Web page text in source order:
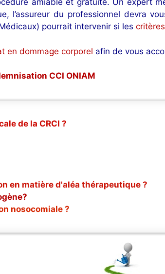
amiable et gratuite. Un expert
l’assureur du professionnel devra
pourrait intervenir si les
en dommage corporel afin de vous
CCI ONIAM
de la CRCI ?
en matière d'aléa thérapeutique ?
nosocomiale ?